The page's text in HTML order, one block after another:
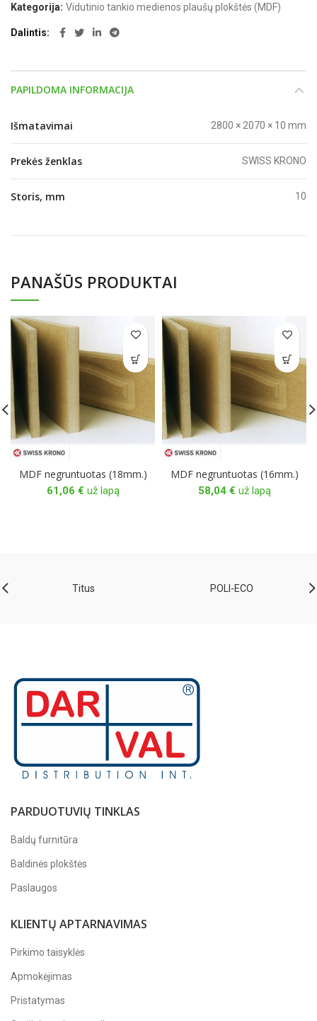
Kategorija: Vidutinio tankio medienos plaušų plokštės (MDF)
Dalintis
PAPILDOMA INFORMACIJA
Išmatavimai 2800 × 2070 × 10 mm
Prekės ženklas SWISS KRONO
Storis, mm 10
PANAŠŪS PRODUKTAI
MDF negruntuotas (18mm.)
61,06 € už lapą
MDF negruntuotas (16mm.)
58,04 € už lapą
Titus POLI-ECO
PARDUOTUVIŲ TINKLAS
Baldų furnitūra
Baldinės plokštės
Paslaugos
KLIENTŲ APTARNAVIMAS
Pirkimo taisyklės
Apmokėjimas
Pristatymas